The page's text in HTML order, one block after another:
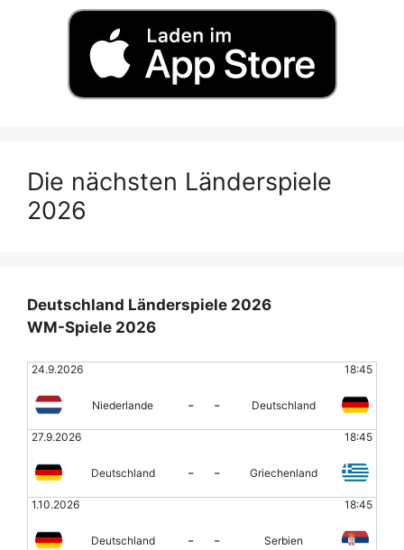
Die nächsten Länderspiele
2026
Deutschland Länderspiele 2026
WM-Spiele 2026
24.9.2026 18:45
Niederlande - - Deutschland
27.9.2026 18:45
Deutschland - - Griechenland
1.10.2026 18:45
Deutschland - - Serbien